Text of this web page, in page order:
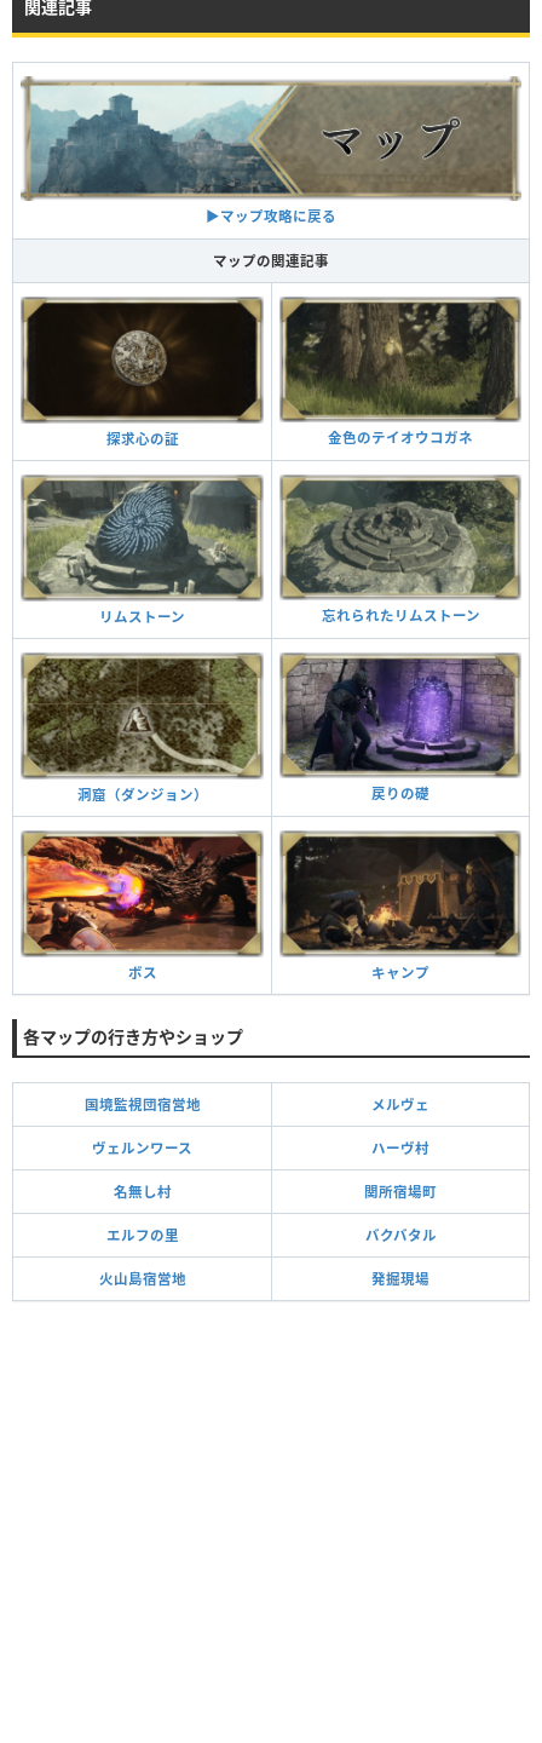
関連記事
▶︎マップ攻略に戻る
マップの関連記事
探求心の証 金色のテイオウコガネ
リムストーン 忘れられたリムストーン
洞窟（ダンジョン） 戻りの礎
ボス キャンプ
各マップの行き方やショップ
国境監視団宿営地 メルヴェ
ヴェルンワース ハーヴ村
名無し村 関所宿場町
エルフの里 バクバタル
火山島宿営地 発掘現場